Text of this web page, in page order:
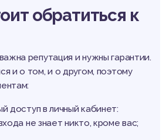
обратиться к
репутация и нужны гарантии.
и о том, и о другом, поэтому
доступ в личный кабинет:
не знает никто, кроме вас;